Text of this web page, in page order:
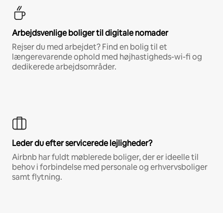
Arbejdsvenlige boliger til digitale nomader
Rejser du med arbejdet? Find en bolig til et
længerevarende ophold med højhastigheds-wi-fi og
dedikerede arbejdsområder.
Leder du efter servicerede lejligheder?
Airbnb har fuldt møblerede boliger, der er ideelle til
behov i forbindelse med personale og erhvervsboliger
samt flytning.